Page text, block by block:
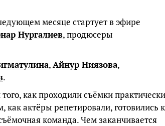
месяце стартует в эфире
Нургалиев, продюсеры
,Айнур Ниязова,
.
как проходили съёмки
актёры репетировали, готовились к
команда. Чем заканчивается